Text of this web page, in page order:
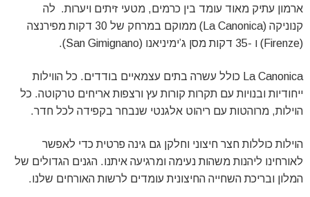
ארמון עתיק מאוד עומד בין כרמים, מטעי זיתים ויערות. לה
קנוניקה (La Canonica) ממוקם במרחק של 30 דקות מפירנצה
(Firenze) ו -35 דקות מסן ג’ימיניאנו (San Gimignano).
La Canonica כולל עשרה בתים עצמאיים בודדים. כל הווילות
ייחודיות ובנויות עם תקרות קורות עץ ורצפות אריחים טרקוטה. כל
הוילות, מרוהטות עם ריהוט אלגנטי שנבחר בקפידה לכל חדר.
הוילות כוללות חצר חיצוני וחלקן גם גינה פרטית כדי לאפשר
לאורחינו ליהנות משהות נעימה ומרגיעה איתנו. הגנים הגדולים של
המלון ובריכת השחייה החיצונית עומדים לרשות האורחים שלנו.